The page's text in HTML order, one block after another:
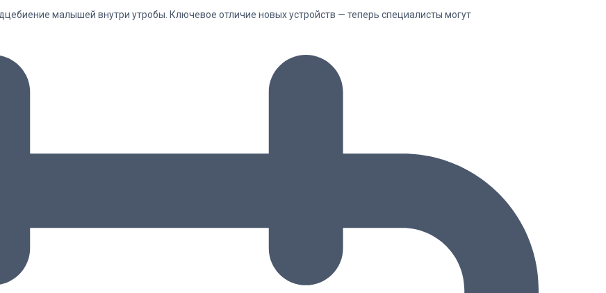
малышей внутри утробы. Ключевое отличие новых устройств — теперь специалисты могут